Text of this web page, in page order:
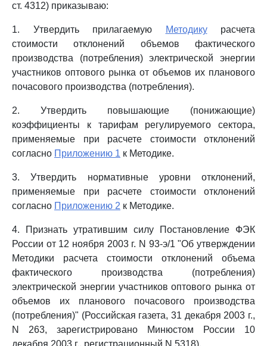
ст. 4312) приказываю:
1. Утвердить прилагаемую Методикурасчета
стоимости отклонений объемов фактического
производства (потребления) электрической энергии
участников оптового рынка от объемов их планового
почасового производства (потребления).
2. Утвердить повышающие (понижающие)
коэффициенты к тарифам регулируемого сектора,
применяемые при расчете стоимости отклонений
согласно Приложению 1 к Методике.
3. Утвердить нормативные уровни отклонений,
применяемые при расчете стоимости отклонений
согласно Приложению 2 к Методике.
4. Признать утратившим силу Постановление ФЭК
России от 12 ноября 2003 г. N 93-э/1 "Об утверждении
Методики расчета стоимости отклонений объема
фактического производства (потребления)
электрической энергии участников оптового рынка от
объемов их планового почасового производства
(потребления)" (Российская газета, 31 декабря 2003 г.,
N 263, зарегистрировано Минюстом России 10
декабря 2003 г., регистрационный N 5318).